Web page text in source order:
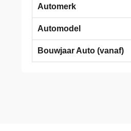
Automerk
Automodel
Bouwjaar Auto (vanaf)